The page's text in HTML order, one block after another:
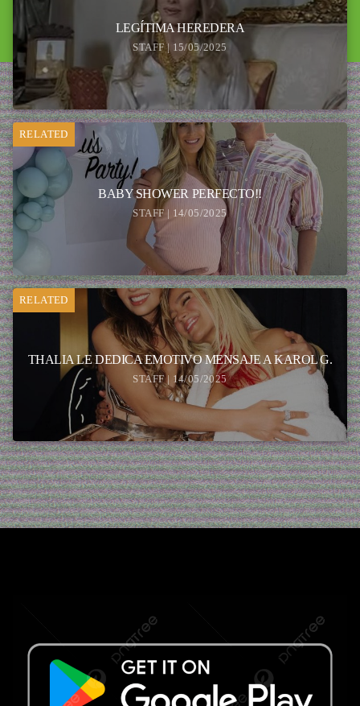
LEGÍTIMA HEREDERA
STAFF | 15/05/2025
RELATED
BABY SHOWER PERFECTO!!
STAFF | 14/05/2025
RELATED
THALIA LE DEDICA EMOTIVO MENSAJE A KAROL G.
STAFF | 14/05/2025